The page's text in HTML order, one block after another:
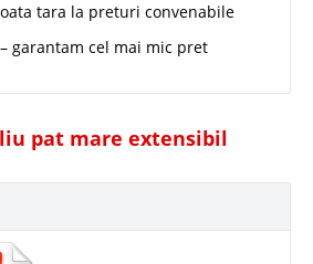
tara la preturi convenabile
garantam cel mai mic pret
pat mare extensibil